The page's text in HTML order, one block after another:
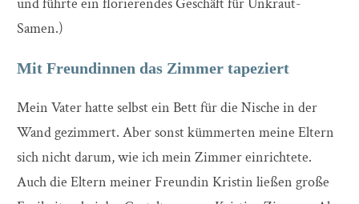
und führte ein florierendes Geschäft für Unkraut-
Samen.)
Mit Freundinnen das Zimmer tapeziert
Mein Vater hatte selbst ein Bett für die Nische in der
Wand gezimmert. Aber sonst kümmerten meine Eltern
sich nicht darum, wie ich mein Zimmer einrichtete.
Auch die Eltern meiner Freundin Kristin ließen große